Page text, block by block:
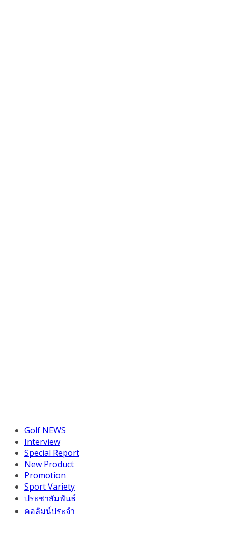
Golf NEWS
Interview
Special Report
New Product
Promotion
Sport Variety
ประชาสัมพันธ์
คอลัมน์ประจำ